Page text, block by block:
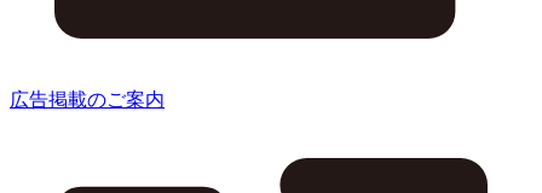
広告掲載のご案内